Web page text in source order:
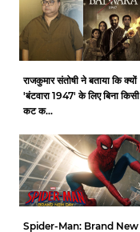
राजकुमार संतोषी ने बताया कि क्यों
'बंटवारा 1947' के लिए बिना किसी
कट क...
Spider-Man: Brand New